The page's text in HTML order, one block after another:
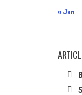
« Jan